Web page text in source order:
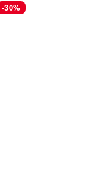
-30%